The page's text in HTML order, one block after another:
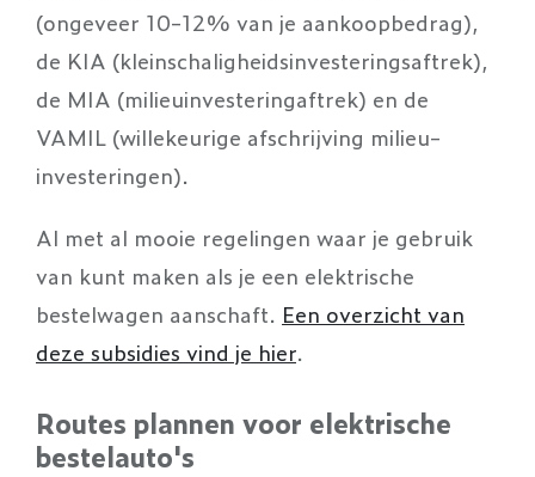
(ongeveer 10-12% van je aankoopbedrag),
de KIA (kleinschaligheidsinvesteringsaftrek),
de MIA (milieuinvesteringaftrek) en de
VAMIL (willekeurige afschrijving milieu-
investeringen).
Al met al mooie regelingen waar je gebruik
van kunt maken als je een elektrische
bestelwagen aanschaft. Een overzicht van
deze subsidies vind je hier.
Routes plannen voor elektrische
bestelauto's